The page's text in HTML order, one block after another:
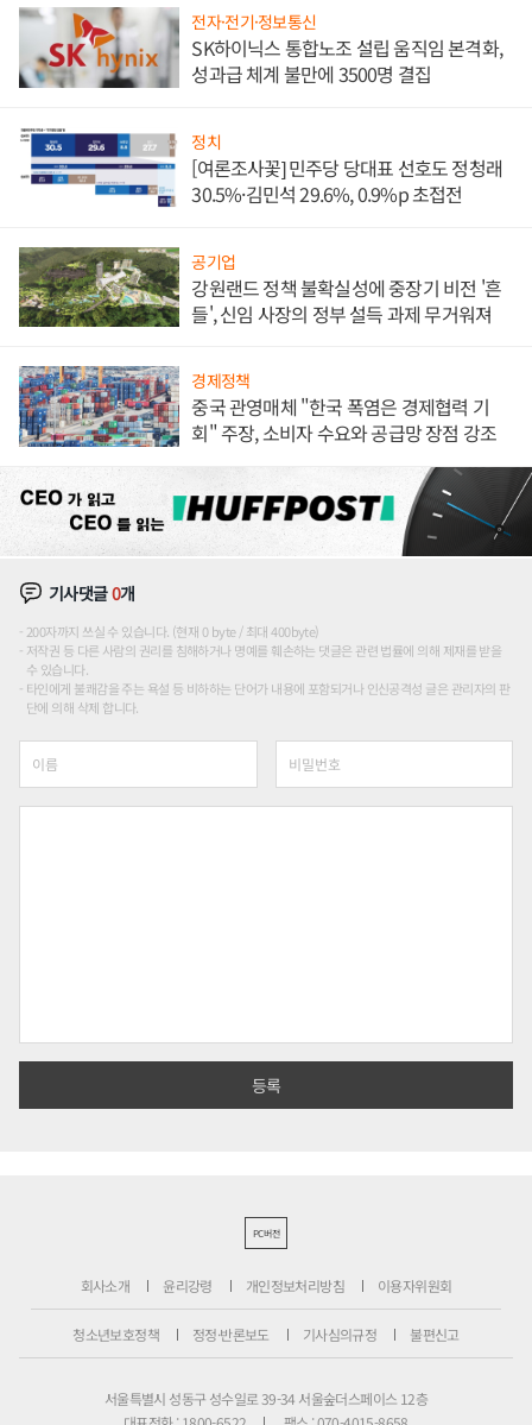
전자·전기·정보통신
SK하이닉스 통합노조 설립 움직임 본격화,
성과급 체계 불만에 3500명 결집
정치
[여론조사꽃] 민주당 당대표 선호도 정청래
30.5%·김민석 29.6%, 0.9%p 초접전
공기업
강원랜드 정책 불확실성에 중장기 비전 '흔
들', 신임 사장의 정부 설득 과제 무거워져
경제정책
중국 관영매체 "한국 폭염은 경제협력 기
회" 주장, 소비자 수요와 공급망 장점 강조
기사댓글0개
200자까지 쓰실 수 있습니다. (현재 0 byte / 최대 400byte)
저작권 등 다른 사람의 권리를 침해하거나 명예를 훼손하는 댓글은 관련 법률에 의해 제재를 받을
수 있습니다.
타인에게 불쾌감을 주는 욕설 등 비하하는 단어가 내용에 포함되거나 인신공격성 글은 관리자의 판
단에 의해 삭제 합니다.
PC버전
회사소개 윤리강령 개인정보처리방침 이용자위원회
청소년보호정책 정정·반론보도 기사심의규정 불편신고
서울특별시 성동구 성수일로 39-34 서울숲더스페이스 12층